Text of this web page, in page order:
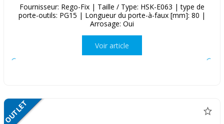
Fournisseur: Rego-Fix | Taille / Type: HSK-E063 | type de
porte-outils: PG15 | Longueur du porte-à-faux [mm]: 80 |
Arrosage: Oui
Voir article
SALE
OUTLET